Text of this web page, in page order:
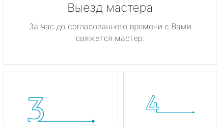
Выезд мастера
За час до согласованного времени с Вами
свяжется мастер.